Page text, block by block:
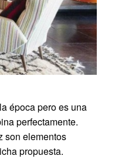
época pero es una
perfectamente.
son elementos
propuesta.